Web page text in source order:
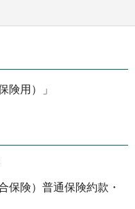
険用）」
保険）普通保険約款・